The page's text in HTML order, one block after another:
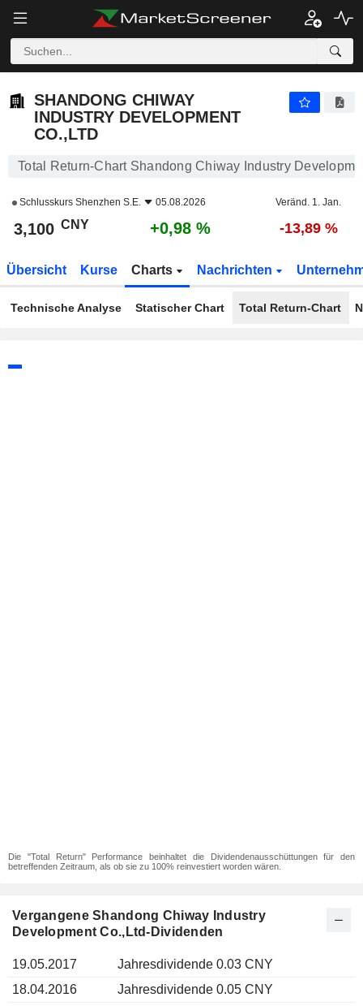
SHANDONG CHIWAY
INDUSTRY DEVELOPMENT
CO.,LTD
Total Return-Chart Shandong Chiway Industry
Schlusskurs Shenzhen S.E. 05.08.2026 Veränd. 1. Jan.
3,100 CNY +0,98 % -13,89 %
Übersicht Kurse Charts Nachrichten
Technische Analyse Statischer Chart Total Return-Chart
Die "Total Return" Performance beinhaltet die Dividendenausschüttungen für den
betreffenden Zeitraum, als ob sie zu 100% reinvestiert worden wären.
Vergangene Shandong Chiway Industry
Development Co.,Ltd-Dividenden
19.05.2017
Jahresdividende 0.03 CNY
18.04.2016
Jahresdividende 0.05 CNY